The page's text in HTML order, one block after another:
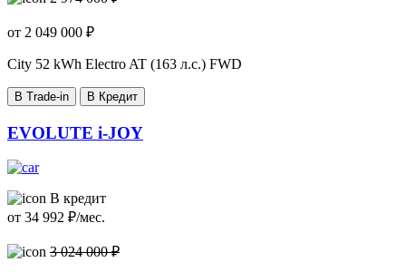
от 2 049 000 ₽
City 52 kWh Electro AT (163 л.с.) FWD
В Trade-in В Кредит
EVOLUTE i-JOY
В кредит
от 34 992 ₽/мес.
3 024 000 ₽